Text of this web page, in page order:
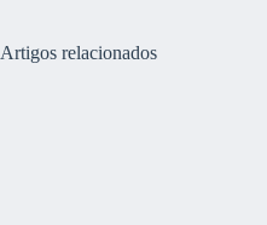
Artigos relacionados